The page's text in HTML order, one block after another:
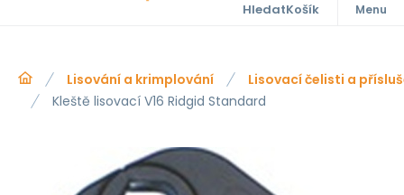
Hledat Menu
Lisování a krimplování
Lisovací čelisti a
Kleště lisovací V16 Ridgid Standard